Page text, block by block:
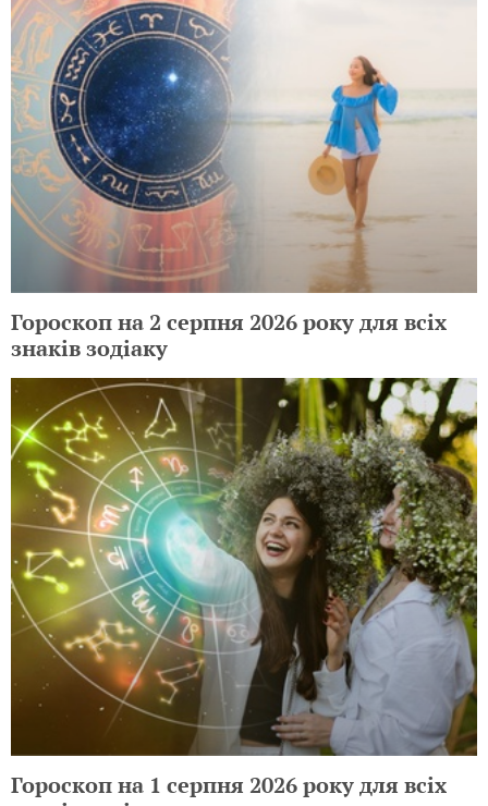
Преимущества дистанционного
обучения: стоит ли выбирать этот
формат для вашего ребенка
Гороскоп на 3 серпня 2026 року для всіх
знаків зодіаку